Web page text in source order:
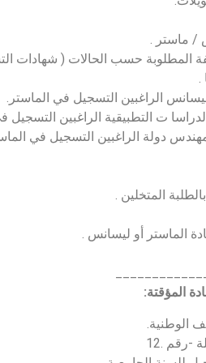
/ ماستر .
المطلوبة حسب الحالات ( شهادات
.
الراغبين التسجيل في الماستر.
ت التطبيقية الراغبين
دولة الراغبين التسجيل في الماستر
المتخلين .
الماستر أو ليسانس .
المؤقتة:
الوطنية.
رقم .12